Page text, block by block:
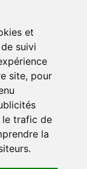
et
suivi
site, pour
le trafic de
la